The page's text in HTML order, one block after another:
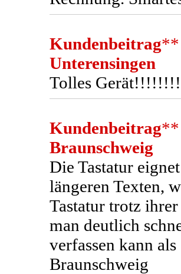
Kundenbeitrag**
Unterensingen
Tolles
Kundenbeitrag**
Braunschweig
Die Tastatur
längeren Texten,
Tastatur trotz
man deutlich
verfassen kann
Braunschweig